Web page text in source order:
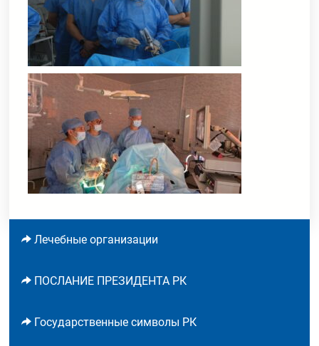
Лечебные организации
ПОСЛАНИЕ ПРЕЗИДЕНТА РК
Государственные символы РК